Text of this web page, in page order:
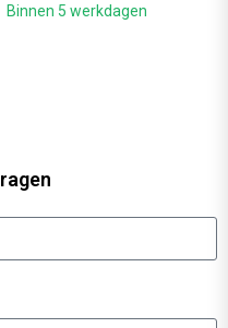
Binnen 5 werkdagen